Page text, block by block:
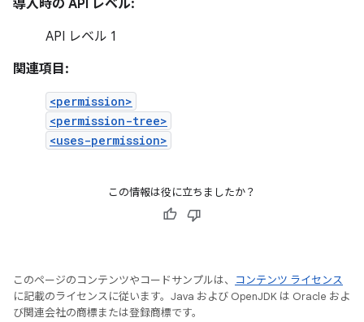
導入時の API レベル:
API レベル 1
関連項目:
<permission>
<permission-tree>
<uses-permission>
この情報は役に立ちましたか？
このページのコンテンツやコードサンプルは、
コンテンツ ライセンス
に記載のライセンスに従います。Java および OpenJDK は Oracle およ
び関連会社の商標または登録商標です。